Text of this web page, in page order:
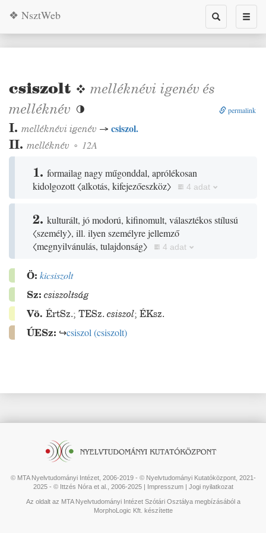
Toggle
search
❖ NsztWeb
csiszolt ❖ melléknévi igenév és
melléknév  permalink
I. melléknévi igenév → csiszol.
II. melléknév ◦ 12A
1. formailag nagy műgonddal, aprólékosan
kidolgozott〈alkotás, kifejezőeszköz〉 4 adat
2. kulturált, jó modorú, kifinomult, választékos stílusú
〈személy〉, ill. ilyen személyre jellemző
〈megnyilvánulás, tulajdonság〉
4 adat
Ö: kicsiszolt
Sz: csiszoltság
Vö. ÉrtSz.; TESz. csiszol; ÉKsz.
ÚESz: ↪csiszol (csiszolt)
© MTA Nyelvtudományi Intézet, 2006-2019 - © Nyelvtudományi Kutatóközpont, 2021-
2025 - © Ittzés Nóra et al., 2006-2025 | Impresszum| Jogi nyilatkozat
Az oldalt az MTA Nyelvtudományi Intézet Szótári Osztálya megbízásából a
MorphoLogic Kft. készítette